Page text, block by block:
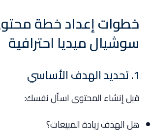
خطوات إعداد خطة
سوشيال ميديا احترافية
1. تحديد الهدف الأساسي
قبل إنشاء المحتوى اسأل نفسك:
هل الهدف زيادة المبيعات؟